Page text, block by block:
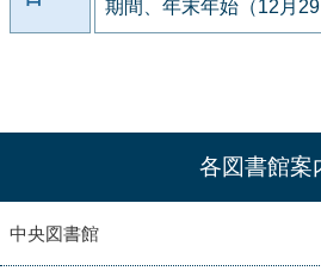
期間、年末年始（12月29
各図書館案
中央図書館